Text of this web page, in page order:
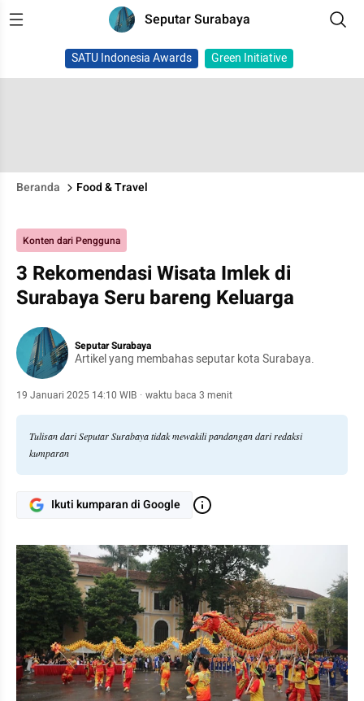
Seputar Surabaya
SATU Indonesia Awards Green Initiative
Beranda Food & Travel
Konten dari Pengguna
3 Rekomendasi Wisata Imlek di
Surabaya Seru bareng Keluarga
Seputar Surabaya
Artikel yang membahas seputar kota Surabaya.
19 Januari 2025 14:10 WIB · waktu baca 3 menit
Tulisan dari Seputar Surabaya tidak mewakili pandangan dari redaksi
kumparan
Ikuti kumparan di Google